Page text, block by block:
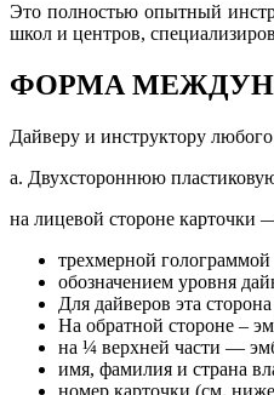
Это полностью опытный
школ и центров,
ФОРМА
Дайверу и инструктору
a. Двухстороннюю
на лицевой стороне карточки
трехмерной
обозначением уровня
Для дайверов эта
На обратной стороне –
на ¼ верхней части —
имя, фамилия и страна